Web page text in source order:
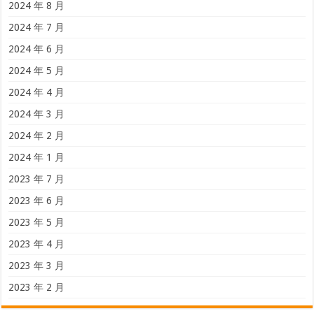
2024 年 8 月
2024 年 7 月
2024 年 6 月
2024 年 5 月
2024 年 4 月
2024 年 3 月
2024 年 2 月
2024 年 1 月
2023 年 7 月
2023 年 6 月
2023 年 5 月
2023 年 4 月
2023 年 3 月
2023 年 2 月